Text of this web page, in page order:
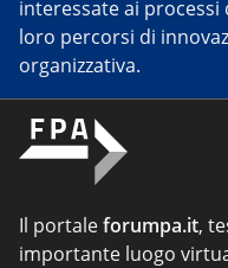
interessate ai processi
loro percorsi di
organizzativa.
Il portaleforumpa.it,
importante luogo